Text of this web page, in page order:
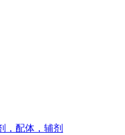
，配体，辅剂